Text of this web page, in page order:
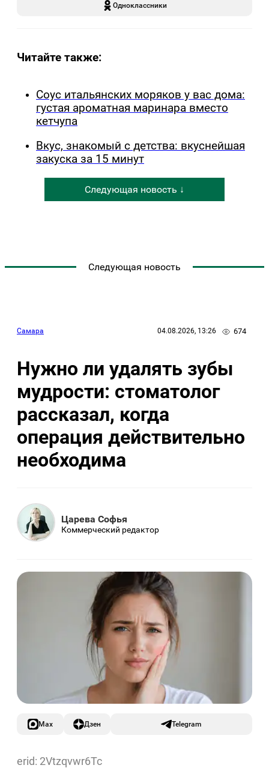
Одноклассники
Читайте также:
Соус итальянских моряков у вас дома:
густая ароматная маринара вместо
кетчупа
Вкус, знакомый с детства: вкуснейшая
закуска за 15 минут
Следующая новость ↓
Следующая новость
Самара 04.08.2026, 13:26 674
Нужно ли удалять зубы
мудрости: стоматолог
рассказал, когда
операция действительно
необходима
Царева Софья
Коммерческий редактор
Max Дзен Telegram
erid: 2Vtzqvwr6Tc